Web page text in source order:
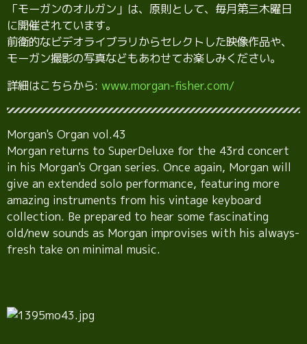
「モーガンのオルガン」は、原則として、毎月第三木曜日
に開催されています。
前衛的なビデオライブラリからセレクトした映像作品や、
モーガン撮影の写真などもあわせてお楽しみください。
詳細はこちらから: www.morgan-fisher.com/
Morgan's Organ vol.43
Morgan returns to SuperDeluxe for the 43rd concert
in his Morgan's Organ series. Once again, Morgan will
give an extended solo performance, featuring more
amazing instruments from his vintage keyboard
collection. Be prepared to hear some fascinating
old/new sounds as Morgan improvises with his always-
fresh take on minimal music.